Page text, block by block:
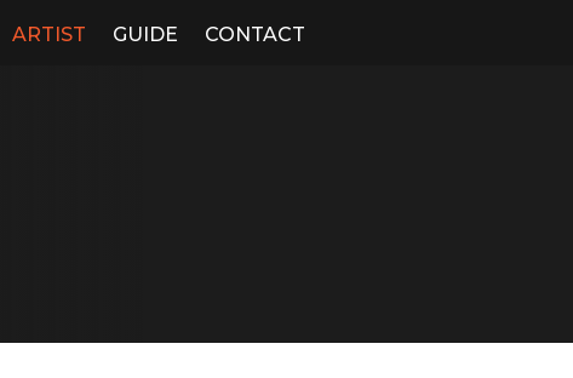
ARTIST GUIDE CONTACT